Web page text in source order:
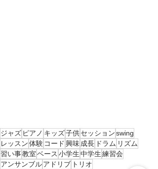
ジャズ ピアノ キッズ子供セッションswing
レッスン体験 コード 興味成長 ドラム リズム
習い事教室ベース 小学生中学生練習会
アンサンブルアドリブ トリオ